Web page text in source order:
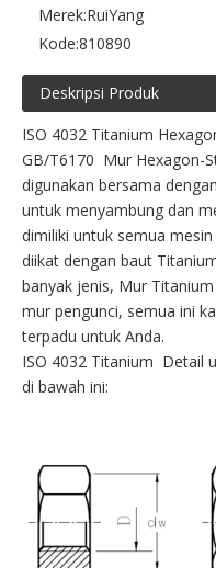
Merek:RuiYang
Kode:810890
Deskripsi Produk
ISO 4032 Titanium
GB/T6170 Mur Hexagon-
digunakan bersama
untuk menyambung dan
dimiliki untuk semua
diikat dengan baut
banyak jenis, Mur
mur pengunci, semua ini
terpadu untuk Anda.
ISO 4032 Titanium Detail
di bawah ini: